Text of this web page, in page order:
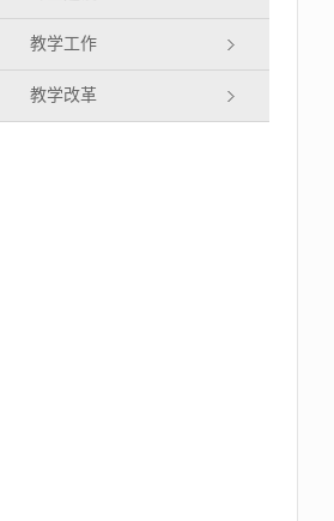
教学工作
教学改革